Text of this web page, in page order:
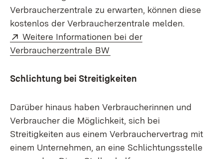
Verbraucherzentrale zu erwarten, können diese
kostenlos der Verbraucherzentrale melden.
Extern:
Weitere Informationen bei der
Verbraucherzentrale BW
Schlichtung bei Streitigkeiten
Darüber hinaus haben Verbraucherinnen und
Verbraucher die Möglichkeit, sich bei
Streitigkeiten aus einem Verbrauchervertrag mit
einem Unternehmen, an eine Schlichtungsstelle